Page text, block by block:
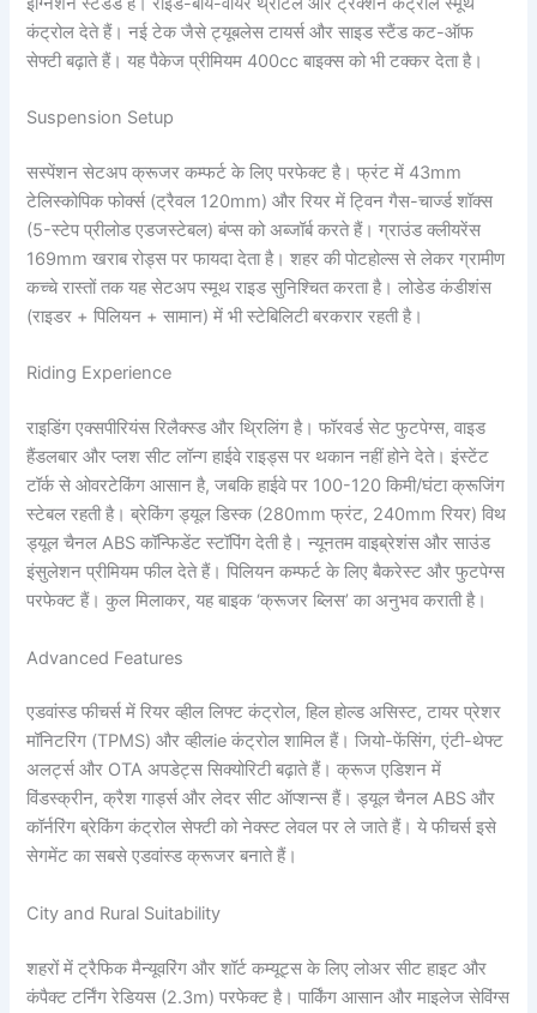
कंट्रोल देते हैं। नई टेक जैसे ट्यूबलेस टायर्स और साइड स्टैंड कट-ऑफ
सेफ्टी बढ़ाते हैं। यह पैकेज प्रीमियम 400cc बाइक्स को भी टक्कर देता है।
Suspension Setup
सस्पेंशन सेटअप क्रूजर कम्फर्ट के लिए परफेक्ट है। फ्रंट में 43mm
टेलिस्कोपिक फोर्क्स (ट्रैवल 120mm) और रियर में ट्विन गैस-चार्ज्ड शॉक्स
(5-स्टेप प्रीलोड एडजस्टेबल) बंप्स को अब्जॉर्ब करते हैं। ग्राउंड क्लीयरेंस
169mm खराब रोड्स पर फायदा देता है। शहर की पोटहोल्स से लेकर ग्रामीण
कच्चे रास्तों तक यह सेटअप स्मूथ राइड सुनिश्चित करता है। लोडेड कंडीशंस
(राइडर + पिलियन + सामान) में भी स्टेबिलिटी बरकरार रहती है।
Riding Experience
राइडिंग एक्सपीरियंस रिलैक्स्ड और थ्रिलिंग है। फॉरवर्ड सेट फुटपेग्स, वाइड
हैंडलबार और प्लश सीट लॉन्ग हाईवे राइड्स पर थकान नहीं होने देते। इंस्टेंट
टॉर्क से ओवरटेकिंग आसान है, जबकि हाईवे पर 100-120 किमी/घंटा क्रूजिंग
स्टेबल रहती है। ब्रेकिंग ड्यूल डिस्क (280mm फ्रंट, 240mm रियर) विथ
ड्यूल चैनल ABS कॉन्फिडेंट स्टॉपिंग देती है। न्यूनतम वाइब्रेशंस और साउंड
इंसुलेशन प्रीमियम फील देते हैं। पिलियन कम्फर्ट के लिए बैकरेस्ट और फुटपेग्स
परफेक्ट हैं। कुल मिलाकर, यह बाइक ‘क्रूजर ब्लिस’ का अनुभव कराती है।
Advanced Features
एडवांस्ड फीचर्स में रियर व्हील लिफ्ट कंट्रोल, हिल होल्ड असिस्ट, टायर प्रेशर
मॉनिटरिंग (TPMS) और व्हीलie कंट्रोल शामिल हैं। जियो-फेंसिंग, एंटी-थेफ्ट
अलर्ट्स और OTA अपडेट्स सिक्योरिटी बढ़ाते हैं। क्रूज एडिशन में
विंडस्क्रीन, क्रैश गार्ड्स और लेदर सीट ऑप्शन्स हैं। ड्यूल चैनल ABS और
कॉर्नरिंग ब्रेकिंग कंट्रोल सेफ्टी को नेक्स्ट लेवल पर ले जाते हैं। ये फीचर्स इसे
सेगमेंट का सबसे एडवांस्ड क्रूजर बनाते हैं।
City and Rural Suitability
शहरों में ट्रैफिक मैन्यूवरिंग और शॉर्ट कम्यूट्स के लिए लोअर सीट हाइट और
कंपैक्ट टर्निंग रेडियस (2.3m) परफेक्ट है। पार्किंग आसान और माइलेज सेविंग्स